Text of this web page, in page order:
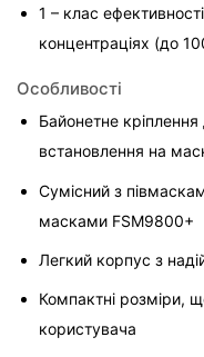
1 – клас
концентраціях (до
Особливості
Байонетне
встановлення на
Сумісний з
масками FSM9800+
Легкий корпус з
Компактні розміри,
користувача